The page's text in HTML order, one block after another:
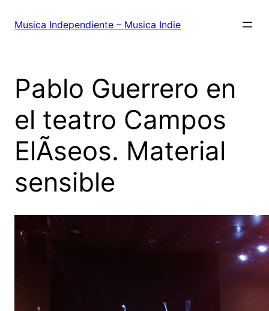
Musica Independiente – Musica Indie
Pablo Guerrero en
el teatro Campos
ElÃ­seos. Material
sensible